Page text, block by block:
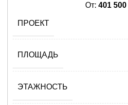
От: 401 500
ПРОЕКТ
ПЛОЩАДЬ
ЭТАЖНОСТЬ